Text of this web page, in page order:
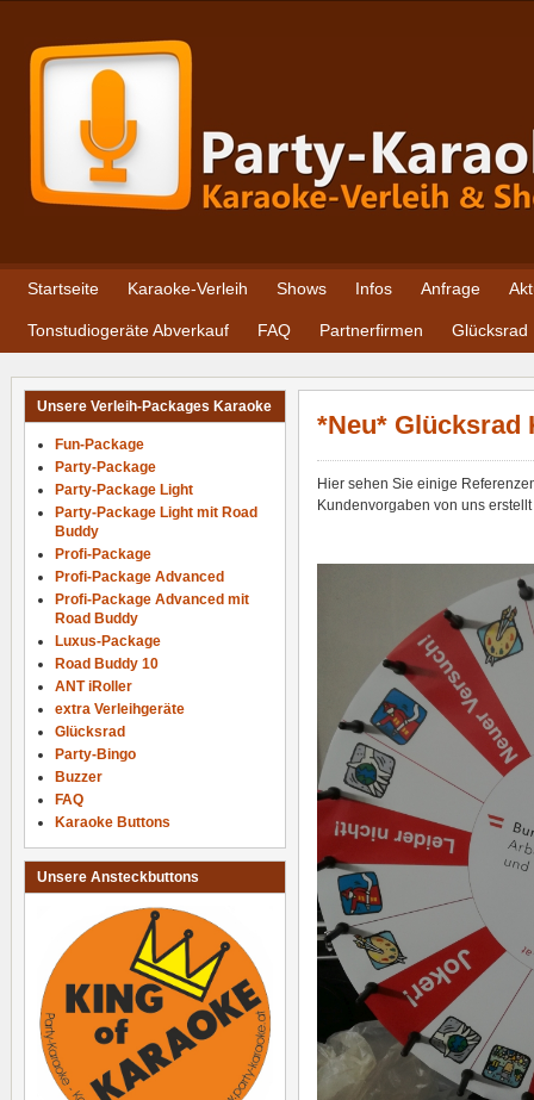
Startseite Karaoke-Verleih Shows Infos Anfrage
Tonstudiogeräte Abverkauf FAQ Partnerfirmen Glücksrad
*Neu* Glücksrad
Hier sehen Sie einige
Kundenvorgaben von uns
Unsere Verleih-Packages Karaoke
Fun-Package
Party-Package
Party-Package Light
Party-Package Light mit Road
Buddy
Profi-Package
Profi-Package Advanced
Profi-Package Advanced mit
Road Buddy
Luxus-Package
Road Buddy 10
ANT iRoller
extra Verleihgeräte
Glücksrad
Party-Bingo
Buzzer
FAQ
Karaoke Buttons
Unsere Ansteckbuttons